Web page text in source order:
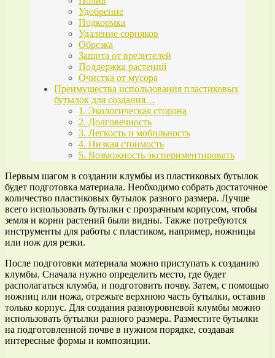
Удобрение
Подкормка
Удаление сорняков
Обрезка
Защита от вредителей
Поддержка растений
Очистка от мусора
Преимущества использования пластиковых
бутылок для создания…
1. Экологическая сторона
2. Долговечность
3. Легкость и мобильность
4. Низкая стоимость
5. Возможность экспериментировать
Первым шагом в создании клумбы из пластиковых бутылок
будет подготовка материала. Необходимо собрать достаточное
количество пластиковых бутылок разного размера. Лучше
всего использовать бутылки с прозрачным корпусом, чтобы
земля и корни растений были видны. Также потребуются
инструменты для работы с пластиком, например, ножницы
или нож для резки.
После подготовки материала можно приступать к созданию
клумбы. Сначала нужно определить место, где будет
располагаться клумба, и подготовить почву. Затем, с помощью
ножниц или ножа, отрежьте верхнюю часть бутылки, оставив
только корпус. Для создания разноуровневой клумбы можно
использовать бутылки разного размера. Разместите бутылки
на подготовленной почве в нужном порядке, создавая
интересные формы и композиции.